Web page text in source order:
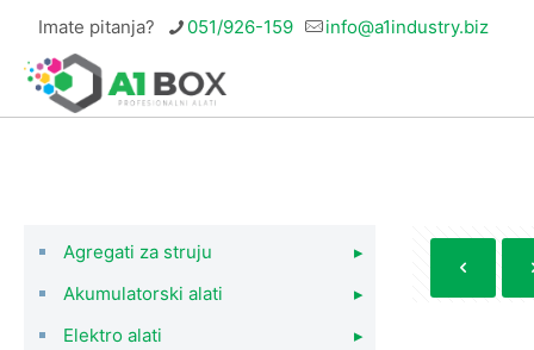
Imate pitanja? 051/926-159 info@a1industry.biz
Agregati za struju
▸
Akumulatorski alati
▸
Elektro alati
▸